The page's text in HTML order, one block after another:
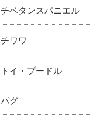
チベタンスパニエル
チワワ
トイ・プードル
パグ